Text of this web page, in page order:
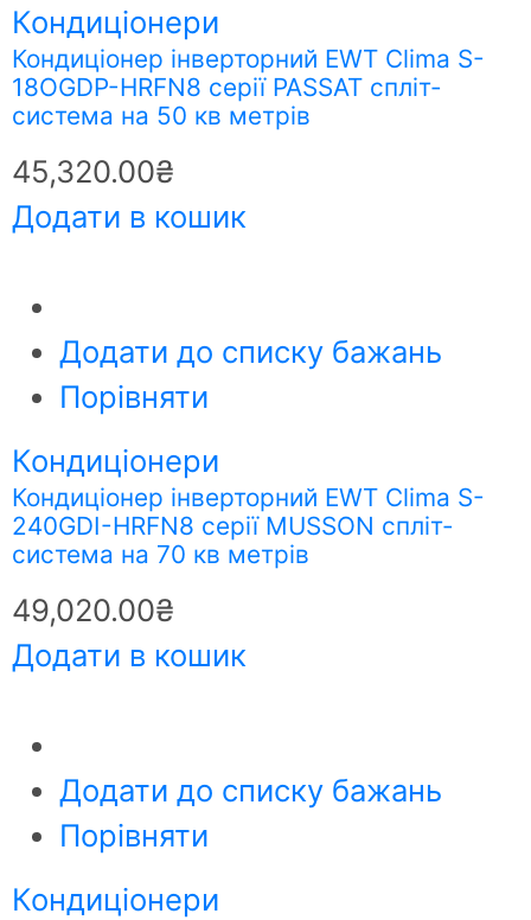
Кондиціонери
Кондиціонер інверторний EWT Clima S-
18OGDP-HRFN8 серії PASSAT спліт-
система на 50 кв метрів
45,320.00₴
Додати в кошик
Додати до списку бажань
Порівняти
Кондиціонери
Кондиціонер інверторний EWT Clima S-
240GDI-HRFN8 серії MUSSON спліт-
система на 70 кв метрів
49,020.00₴
Додати в кошик
Додати до списку бажань
Порівняти
Кондиціонери